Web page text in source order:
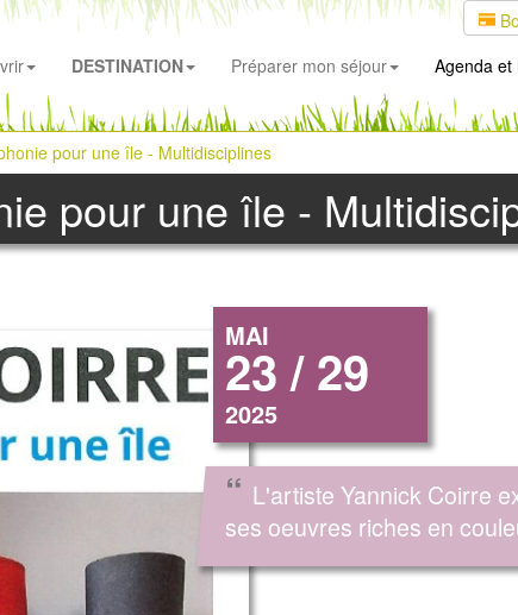
DESTINATION Préparer mon séjour Agenda et
pour une île - Multidisciplines
pour une île -
MAI
23 / 29
2025
“ L'artiste Yannick Coirre
ses oeuvres riches en